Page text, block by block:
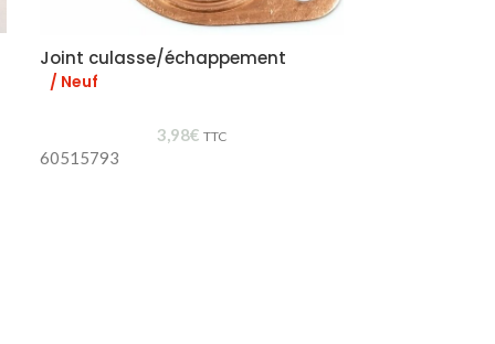
Joint culasse/échappement
/ Neuf
3,98€ TTC
60515793